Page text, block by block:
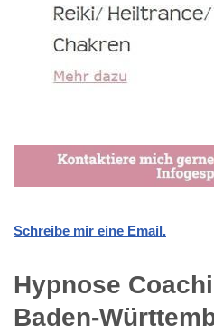
Schreibe mir eine Email.
Hypnose
Baden-